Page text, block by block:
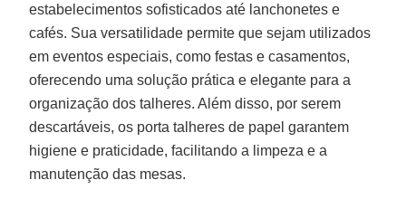
estabelecimentos sofisticados até lanchonetes e
cafés. Sua versatilidade permite que sejam utilizados
em eventos especiais, como festas e casamentos,
oferecendo uma solução prática e elegante para a
organização dos talheres. Além disso, por serem
descartáveis, os porta talheres de papel garantem
higiene e praticidade, facilitando a limpeza e a
manutenção das mesas.